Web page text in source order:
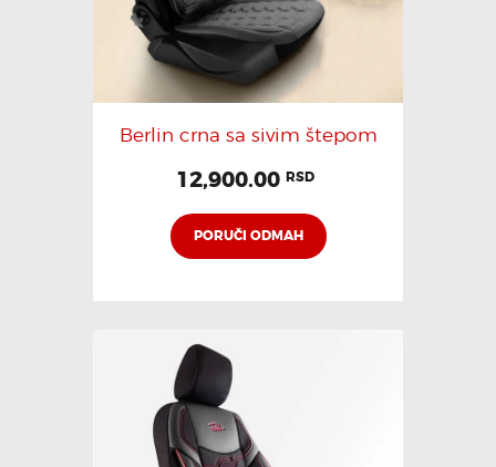
Berlin crna sa sivim štepom
12,900.00 RSD
PORUČI ODMAH